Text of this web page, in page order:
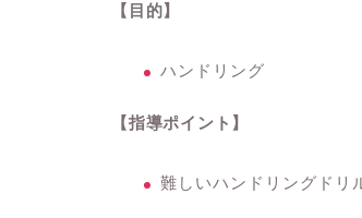
【目的】
ハンドリング
【指導ポイント】
難しいハンドリングドリ